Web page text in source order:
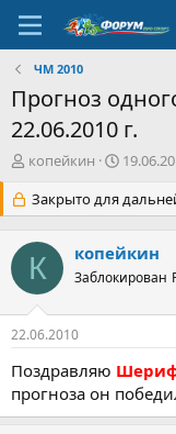
ЧМ 2010
Прогноз
22.06.2010 г.
А
т
о
р
т
е
м
ы
копейкин
Д
т
а
а
ч
л
Закрыто для
К копейкин
Заблокирован
22.06.2010
Поздравляю
прогноза он